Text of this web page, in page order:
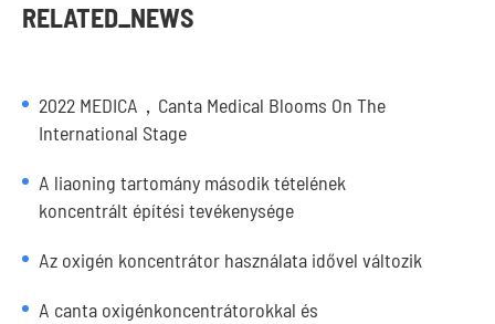
RELATED_NEWS
2022 MEDICA，Canta Medical Blooms On The
International Stage
A liaoning tartomány második tételének
koncentrált építési tevékenysége
Az oxigén koncentrátor használata idővel változik
A canta oxigénkoncentrátorokkal és